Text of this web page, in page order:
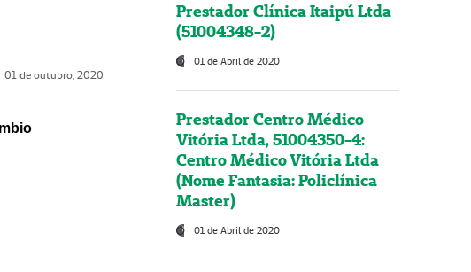
01 de outubro, 2020
Prestador Clínica Itaipú Ltda
(51004348-2)
01 de Abril de 2020
Prestador Centro Médico
Vitória Ltda, 51004350-4:
Centro Médico Vitória Ltda
(Nome Fantasia: Policlínica
Master)
01 de Abril de 2020